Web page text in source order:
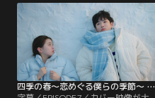
さらに、ザ・クラウンの新曲に盗作
問題が浮上。新たな陰謀が動き出す
ことに…サゲ、ボム、テヤンそれぞ
れの問題に直面する中、「トゥ・サ
ゲ・バンド」は解体へと向かう。
四季の春～恋めぐる僕らの季節～ 第07話／字幕